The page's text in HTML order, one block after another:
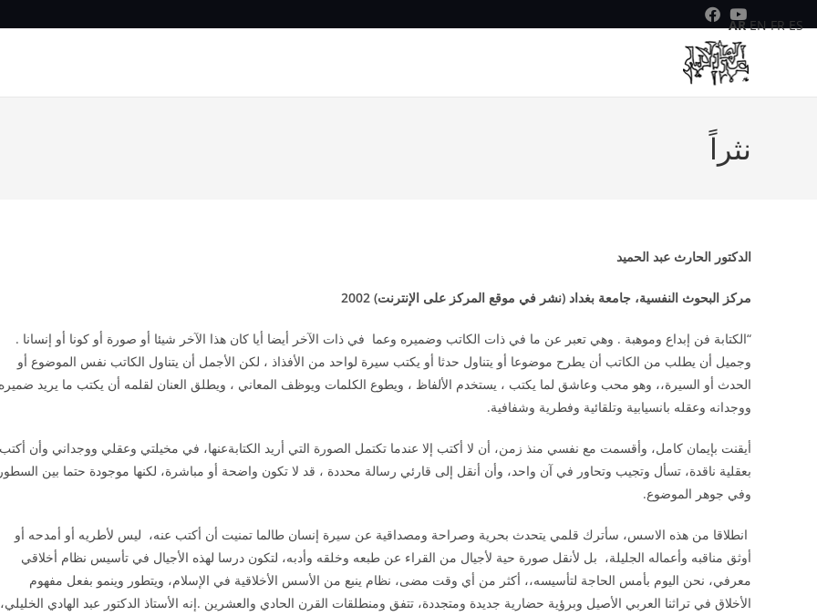
نثراً
الدكتور الحارث عبد الحميد
مركز البحوث النفسية، جامعة بغداد (نشر في موقع المركز على الإنترنت) 2002
“الكتابة فن إبداع وموهبة . وهي تعبر عن ما في ذات الكاتب وضميره وعما في ذات الآخر أيضا أيا كان هذا الآخر شيئا أو صورة أو كونا أو إنسانا .
وجميل أن يطلب من الكاتب أن يطرح موضوعا أو يتناول حدثا أو يكتب سيرة لواحد من الأفذاذ ، لكن الأجمل أن يتناول الكاتب نفس الموضوع أو
الحدث أو السيرة،، وهو محب وعاشق لما يكتب ، يستخدم الألفاظ ، ويطوع الكلمات ويوظف المعاني ، ويطلق العنان لقلمه أن يكتب ما يريد
ووجدانه وعقله بانسيابية وتلقائية وفطرية وشفافية.
أيقنت بإيمان كامل، وأقسمت مع نفسي منذ زمن، أن لا أكتب إلا عندما تكتمل الصورة التي أريد الكتابةعنها، في مخيلتي وعقلي ووجداني وأن أكتب
بعقلية ناقدة، تسأل وتجيب وتحاور في آن واحد، وأن أنقل إلى قارئي رسالة محددة ، قد لا تكون واضحة أو مباشرة، لكنها موجودة حتما بين
وفي جوهر الموضوع.
انطلاقا من هذه الاسس، سأترك قلمي يتحدث بحرية وصراحة ومصداقية عن سيرة إنسان طالما تمنيت أن أكتب عنه، ليس لأطريه أو أمدحه أو
أوثق مناقبه وأعماله الجليلة، بل لأنقل صورة حية لأجيال من القراء عن طبعه وخلقه وأدبه، لتكون درسا لهذه الأجيال في تأسيس نظام أخلاقي
معرفي، نحن اليوم بأمس الحاجة لتأسيسه،، أكثر من أي وقت مضى، نظام ينبع من الأسس الأخلاقية في الإسلام، ويتطور وينمو بفعل مفهوم
الأخلاق في تراثنا العربي الأصيل وبرؤية حضارية جديدة ومتجددة، تتفق ومنطلقات القرن الحادي والعشرين .إنه الأستاذ الدكتور عبد الهادي الخليلي،
AR EN FR ES